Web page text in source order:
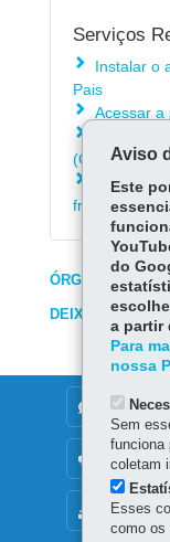
Serviços
Instalar o
Pais
Acessar a
(Covid-19)
frequentes
ÓRGÃO
DEIXE SUA
MAPA DO
DENUNCIE
OUVIDORIA
Aviso
Este
do
a partir
Para
nossa
Sem
funciona
coletam
Esses
como os